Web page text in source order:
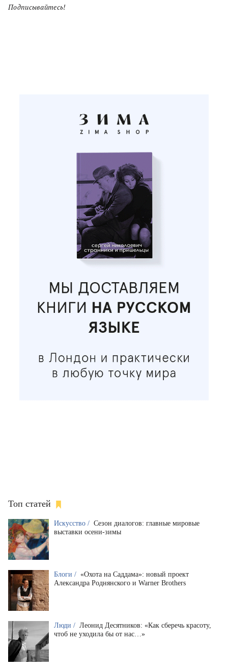
Подписывайтесь!
Топ статей
Искусство / Сезон диалогов: главные мировые
выставки осени-зимы
Блоги / «Охота на Саддама»: новый проект
Александра Роднянского и Warner Brothers
Люди / Леонид Десятников: «Как сберечь красоту,
чтоб не уходила бы от нас…»